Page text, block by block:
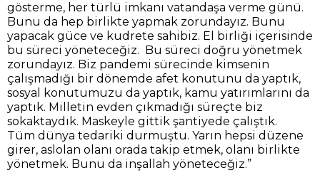
gösterme, her türlü imkanı vatandaşa verme günü.
Bunu da hep birlikte yapmak zorundayız. Bunu
yapacak güce ve kudrete sahibiz. El birliği içerisinde
bu süreci yöneteceğiz. Bu süreci doğru yönetmek
zorundayız. Biz pandemi sürecinde kimsenin
çalışmadığı bir dönemde afet konutunu da yaptık,
sosyal konutumuzu da yaptık, kamu yatırımlarını da
yaptık. Milletin evden çıkmadığı süreçte biz
sokaktaydık. Maskeyle gittik şantiyede çalıştık.
Tüm dünya tedariki durmuştu. Yarın hepsi düzene
girer, aslolan olanı orada takip etmek, olanı birlikte
yönetmek. Bunu da inşallah yöneteceğiz.”